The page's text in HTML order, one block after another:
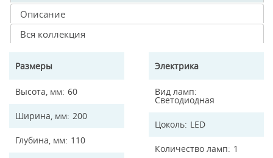
Описание
Вся коллекция
Размеры
Высота, мм 60
Ширина, мм 200
Глубина, мм 110
Электрика
Вид ламп
Светодиодная
Цоколь LED
Количество ламп 1